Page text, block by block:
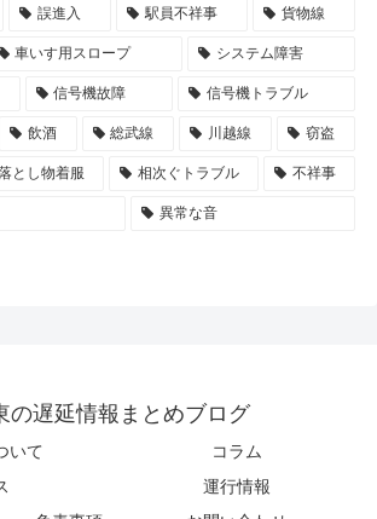
誤進入 駅員不祥事 貨物線
車いす用スロープ システム障害
信号機故障 信号機トラブル
飲酒 総武線 川越線 窃盗
とし物着服 相次ぐトラブル 不祥事
異常な音
の遅延情報まとめブログ
いて
コラム
運行情報